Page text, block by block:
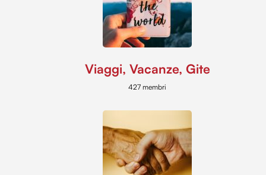
Viaggi, Vacanze, Gite
427 membri